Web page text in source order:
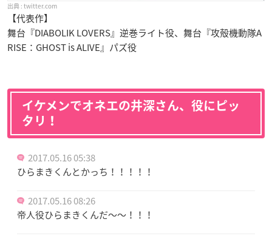
twitter.com
【代表作】
舞台『DIABOLIK LOVERS』逆巻ライト役、舞台『攻殻機動隊A
RISE：GHOST is ALIVE』パズ役
イケメンでオネエの井深さん、役にピッ
タリ！
2017.05.16 05:38
ひらまきくんとかっち！！！！！
2017.05.16 08:26
帝人役ひらまきくんだ〜〜！！！